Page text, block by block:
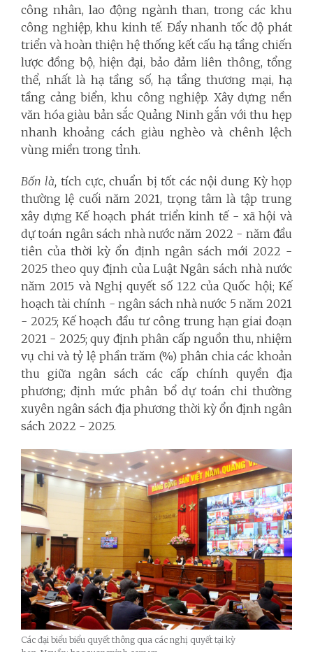
công nhân, lao động ngành than, trong các khu
công nghiệp, khu kinh tế. Đẩy nhanh tốc độ phát
triển và hoàn thiện hệ thống kết cấu hạ tầng chiến
lược đồng bộ, hiện đại, bảo đảm liên thông, tổng
thể, nhất là hạ tầng số, hạ tầng thương mại, hạ
tầng cảng biển, khu công nghiệp. Xây dựng nền
văn hóa giàu bản sắc Quảng Ninh gắn với thu hẹp
nhanh khoảng cách giàu nghèo và chênh lệch
vùng miền trong tỉnh.
Bốn là, tích cực, chuẩn bị tốt các nội dung Kỳ họp
thường lệ cuối năm 2021, trọng tâm là tập trung
xây dựng Kế hoạch phát triển kinh tế - xã hội và
dự toán ngân sách nhà nước năm 2022 - năm đầu
tiên của thời kỳ ổn định ngân sách mới 2022 -
2025 theo quy định của Luật Ngân sách nhà nước
năm 2015 và Nghị quyết số 122 của Quốc hội; Kế
hoạch tài chính - ngân sách nhà nước 5 năm 2021
- 2025; Kế hoạch đầu tư công trung hạn giai đoạn
2021 - 2025; quy định phân cấp nguồn thu, nhiệm
vụ chi và tỷ lệ phần trăm (%) phân chia các khoản
thu giữa ngân sách các cấp chính quyền địa
phương; định mức phân bổ dự toán chi thường
xuyên ngân sách địa phương thời kỳ ổn định ngân
sách 2022 - 2025.
Các đại biểu biểu quyết thông qua các nghị quyết tại kỳ